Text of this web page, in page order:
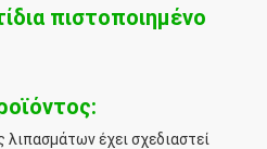
πιστοποιημένο
έχει σχεδιαστεί